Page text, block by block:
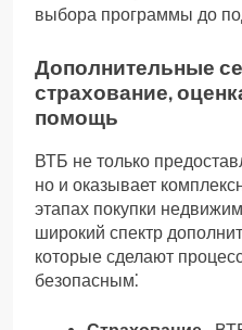
выбора программы до
Дополнительные
страхование,
помощь
ВТБ не только
но и оказывает
этапах покупки
широкий спектр
которые сделают
безопасным⁚